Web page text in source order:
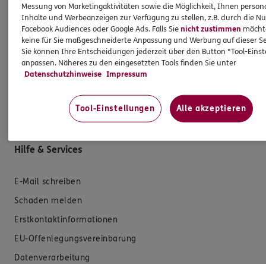
Produkte
Zahnversicherungen
Kfz-Versicherung
Versicherungen für den privaten Bedarf
Versicherungen für Geschäftskunden
Hilfe & Services
E-Mail schreiben
Schaden melden
Erstkontaktinformationen
EU-Offenlegungsvereinbarung
Datenverarbeitung
Messung von Marketingaktivitäten sowie die Möglichkeit, Ihnen
Inhalte und Werbeanzeigen zur Verfügung zu stellen, z.B. durch die
Facebook Audiences oder Google Ads. Falls Sienicht zustimmen
keine für Sie maßgeschneiderte Anpassung und Werbung auf dieser
Sie können Ihre Entscheidungen jederzeit über den Button "Tool-
anpassen. Näheres zu den eingesetzten Tools finden Sie unter
Datenschutzhinweise Impressum
Tool-Einstellungen Alle akzeptieren